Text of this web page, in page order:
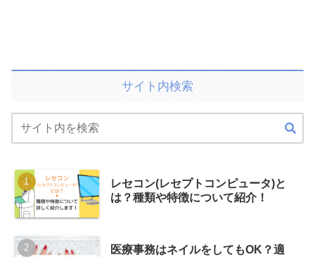
サイト内検索
レセコン(レセプトコンピュータ)と
は？種類や特徴について紹介！
医療事務はネイルをしてもOK？適